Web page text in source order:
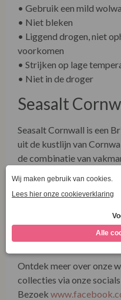
• Niet bleken
• Liggend drogen, niet
voorkomen
• Strijken op lage
• Niet in de droger
Seasalt
uit de kustlijn van
de combinatie van
hoogwaardige
prachtig voorbeeld van
comfortabel en
Ontdek meer over onze
collecties via onze
Bezoek